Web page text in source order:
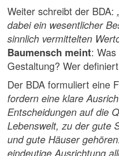
Weiter schreibt der BDA:
dabei ein wesentlicher
sinnlich vermittelten
Baumensch meint:
Gestaltung? Wer
Der BDA formuliert eine
fordern eine klare
Entscheidungen auf die
Lebenswelt, zu der gute
und gute Häuser
eindeutige Ausrichtung